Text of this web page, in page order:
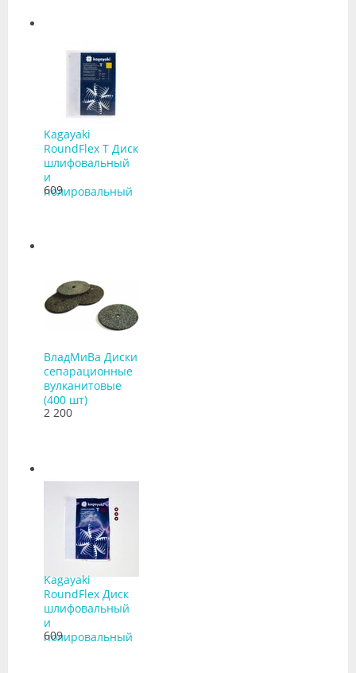
Kagayaki
RoundFlex T Диск
шлифовальный
и
полировальный
609
ВладМиВа Диски
сепарационные
вулканитовые
(400 шт)
2 200
Kagayaki
RoundFlex Диск
шлифовальный
и
полировальный
609